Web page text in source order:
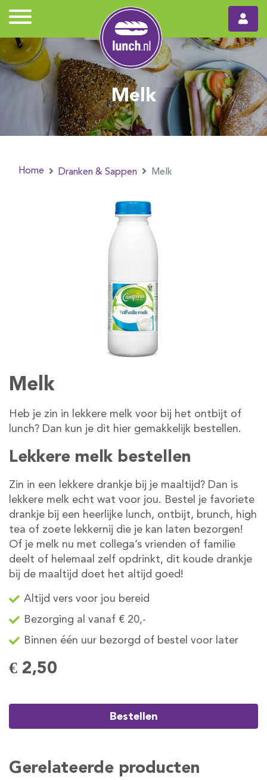
Melk
Home Dranken & Sappen Melk
Melk
Heb je zin in lekkere melk voor bij het ontbijt of
lunch? Dan kun je dit hier gemakkelijk bestellen.
Lekkere melk bestellen
Zin in een lekkere drankje bij je maaltijd? Dan is
lekkere melk echt wat voor jou. Bestel je favoriete
drankje bij een heerlijke lunch, ontbijt, brunch, high
tea of zoete lekkernij die je kan laten bezorgen!
Of je melk nu met collega’s vrienden of familie
deelt of helemaal zelf opdrinkt, dit koude drankje
bij de maaltijd doet het altijd goed!
Altijd vers voor jou bereid
Bezorging al vanaf € 20,-
Binnen één uur bezorgd of bestel voor later
€ 2,50
Bestellen
Gerelateerde producten